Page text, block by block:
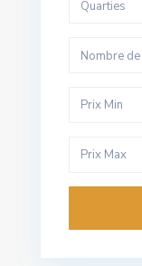
Quarties
Nombre